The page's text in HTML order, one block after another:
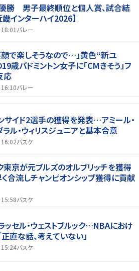
勝 男子最終順位と個人賞、試合結
インターハイ2026】
バレー
顔で楽しそうなので…」黄色“新ユ
歳バドミントン女子に「CMきそう」フ
応
バレー
サイド2選手の獲得を発表…アミール・
ル・ウィリスジュニアと基本合意
バスケ
東京が元ブルズのオルブリッチを獲得
く合流しチャンピオンシップ獲得に貢献
バスケ
ッセル・ウェストブルック…NBAにおけ
直な話、考えていない」
バスケ